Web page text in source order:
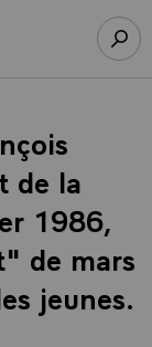
Élysée
de la
1986,
de mars
jeunes.